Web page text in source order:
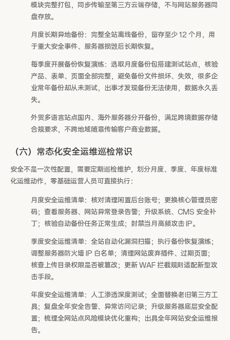
模块完整打包，同步传输至第三方云端存储，不与网站服务器同
盘存放。
月度长期异地备份：完整全站离线备份，留存至少 12 个月，用
于重大安全事件、服务器损毁后长期恢复。
每季度开展备份恢复演练：选取月度备份包搭建测试站点，核验
产品、表单、页面全部完整，避免备份文件损坏、失效，很多企
业常年备份却从未测试，出事才发现备份无法使用，数据永久丢
失。
外贸多语言站点国内、海外服务器分开备份，满足跨境数据存储
合规要求，不跨地域随意传输客户商业数据。
（六）常态化安全运维巡检常识
安全不是一次性配置，需要定期巡检维护，划分月度、季度、年度标准
化运维动作，零基础运营人员可直接执行：
月度安全运维清单：核对清理闲置后台账号；更换核心管理员密
码；查看服务器、网站异常登录告警；升级系统、CMS 安全补
丁；核验自动备份任务正常生成；封禁当月高频攻击 IP。
季度安全运维清单：全站自动化漏洞扫描；执行备份恢复演练；
调整服务器防火墙 IP 白名单；清理网站废弃插件、过期页面；
核查上传目录权限是否被篡改；更新 WAF 拦截规则适配新型攻
击手段。
年度安全运维清单：人工渗透深度测试；全面替换老旧第三方工
具；复盘全年安全告警、异常访问记录；升级服务器底层安全配
置；梳理全网站点风险模块优化重构；出具全年网站安全运维报
告。